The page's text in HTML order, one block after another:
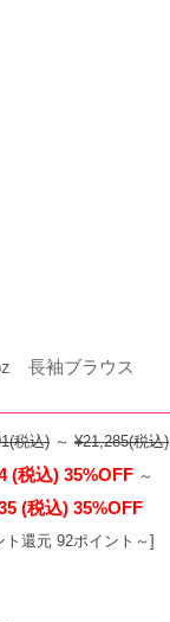
長袖ブラウス
(税込) ～ ¥21,285(税込)
(税込) 35%OFF ～
(税込) 35%OFF
ト還元 92ポイント～]